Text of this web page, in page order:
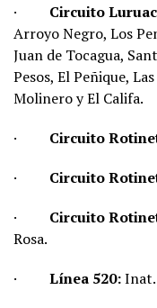
· Circuito
Arroyo Negro, Los
Juan de Tocagua,
Pesos, El Peñique,
Molinero y El Califa.
· Circuito
· Circuito
· Circuito
Rosa.
· Línea 520:Inat.